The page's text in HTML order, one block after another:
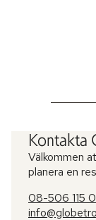
Kontakta
Välkommen
planera en
08-506 115